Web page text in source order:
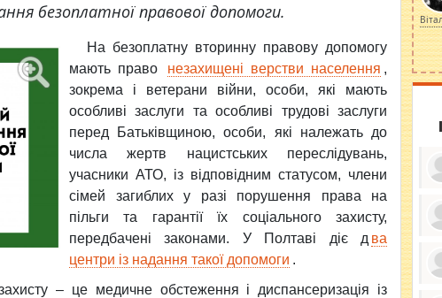
безоплатної правової допомоги.
На безоплатну вторинну правову допомогу
мають право
незахищені верстви населення ,
зокрема і ветерани війни, особи, які мають
особливі заслуги та особливі трудові заслуги
перед Батьківщиною, особи, які належать до
числа жертв нацистських переслідувань,
учасники АТО, із відповідним статусом, члени
сімей загиблих у разі порушення права на
пільги та гарантії їх соціального захисту,
передбачені законами. У Полтаві діє д ва
центри із надання такої допомоги .
захисту – це медичне обстеження і диспансеризація із